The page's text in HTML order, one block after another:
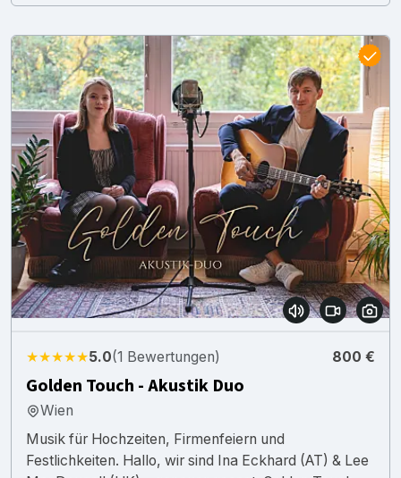
★★★★★5.0(1 Bewertungen) 800 €
Golden Touch - Akustik Duo
Wien
Musik für Hochzeiten, Firmenfeiern und
Festlichkeiten. Hallo, wir sind Ina Eckhard (AT) & Lee